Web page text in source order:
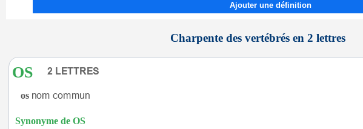
Ajouter une définition
Charpente des vertébrés en 2 lettres
OS
os
Synonyme de OS